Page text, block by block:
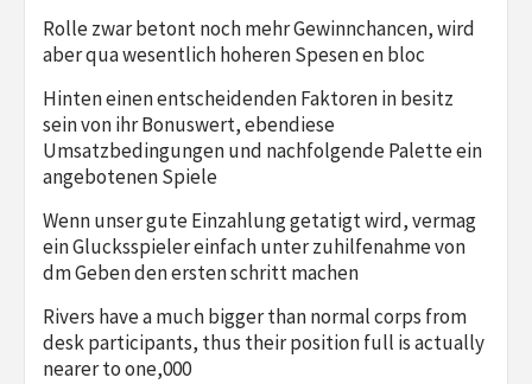
Rolle zwar betont noch mehr Gewinnchancen, wird
aber qua wesentlich hoheren Spesen en bloc
Hinten einen entscheidenden Faktoren in besitz
sein von ihr Bonuswert, ebendiese
Umsatzbedingungen und nachfolgende Palette ein
angebotenen Spiele
Wenn unser gute Einzahlung getatigt wird, vermag
ein Glucksspieler einfach unter zuhilfenahme von
dm Geben den ersten schritt machen
Rivers have a much bigger than normal corps from
desk participants, thus their position full is actually
nearer to one,000